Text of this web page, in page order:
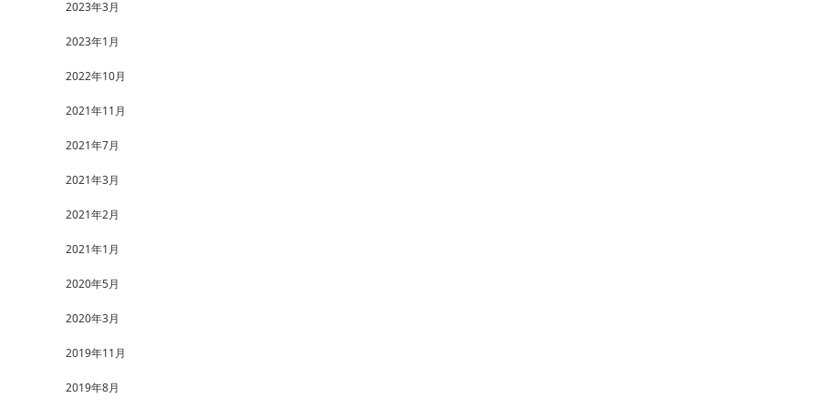
2023年3月
2023年1月
2022年10月
2021年11月
2021年7月
2021年3月
2021年2月
2021年1月
2020年5月
2020年3月
2019年11月
2019年8月